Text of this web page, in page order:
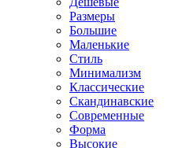
Размеры
Большие
Маленькие
Стиль
Минимализм
Классические
Скандинавские
Современные
Форма
Высокие